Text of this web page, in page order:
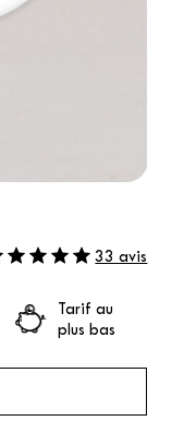
33 avis
Tarif au
plus bas